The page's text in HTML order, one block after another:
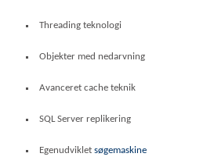
Threading teknologi
Objekter med nedarvning
Avanceret cache teknik
SQL Server replikering
Egenudviklet søgemaskine